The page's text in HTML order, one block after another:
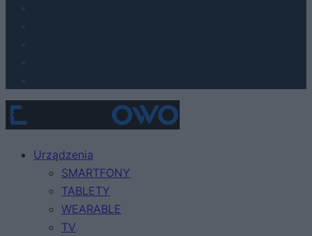
Urządzenia
SMARTFONY
TABLETY
WEARABLE
TV